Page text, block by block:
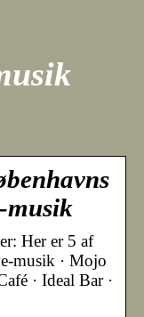
musik
Her er 5 af
musik · Mojo
· Ideal Bar ·